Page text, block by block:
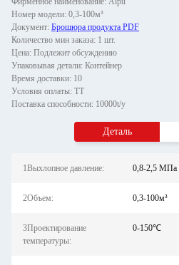
Номер модели: 0,3-100м³
Документ: Брошюра продукта PDF
Количество мин заказа: 1 шт.
Цена: Подлежит обсуждению
Упаковывая детали: Контейнер
Время доставки: 10
Условия оплаты: ТТ
Поставка способности: 10000t/y
Деталь
1Выхлопное давление: 0,8-2,5 МПа
2Объем: 0,3-100м³
3Проектирование
температуры:
0-150℃